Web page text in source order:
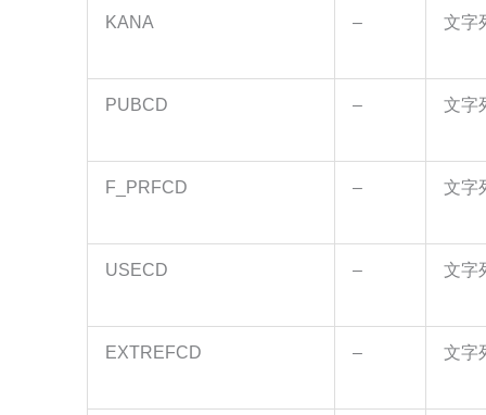
KANA – 文字
PUBCD – 文字
F_PRFCD – 文字
USECD – 文字
EXTREFCD – 文字